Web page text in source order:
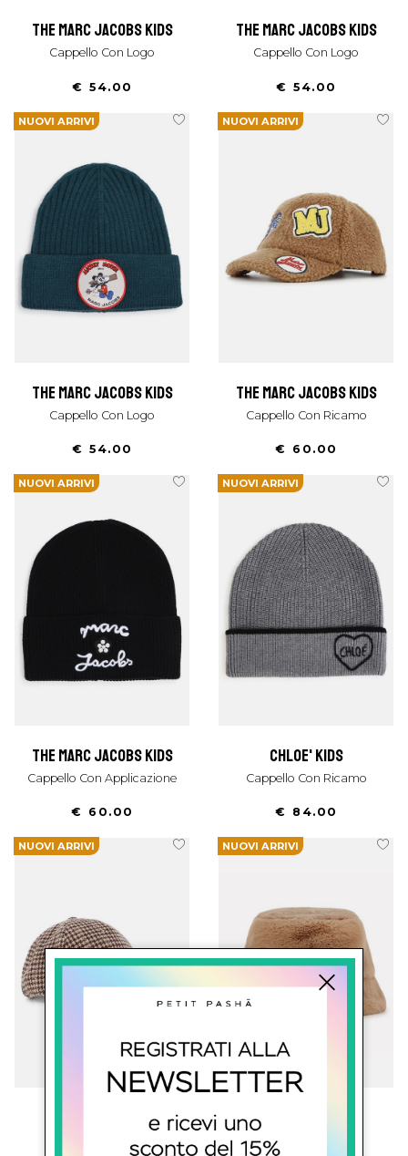
the marc jacobs kids
Cappello Con Logo
€ 54.00
the marc jacobs kids
Cappello Con Logo
€ 54.00
NUOVI ARRIVI
the marc jacobs kids
Cappello Con Logo
€ 54.00
NUOVI ARRIVI
the marc jacobs kids
Cappello Con Ricamo
€ 60.00
NUOVI ARRIVI
the marc jacobs kids
Cappello Con Applicazione
€ 60.00
NUOVI ARRIVI
chloe' kids
Cappello Con Ricamo
€ 84.00
NUOVI ARRIVI NUOVI ARRIVI
Cappello In Pelo